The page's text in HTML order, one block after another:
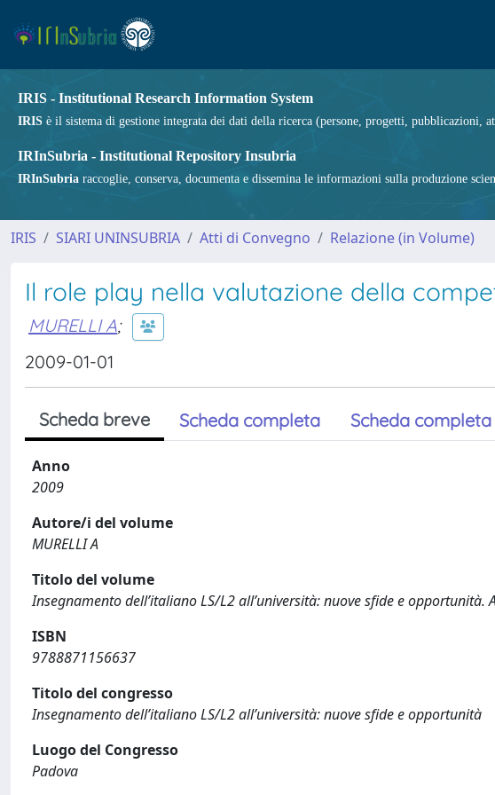
IRIS - Institutional Research Information System
IRIS è il sistema di gestione integrata dei dati della ricerca (persone, progetti, pubblicazioni,
IRInSubria - Institutional Repository Insubria
IRInSubria raccoglie, conserva, documenta e dissemina le informazioni sulla produzione
IRIS SIARI UNINSUBRIA Atti di Convegno Relazione (in Volume)
Il role play nella valutazione della
MURELLI A;
2009-01-01
Scheda breve Scheda completa Scheda completa
Anno
2009
Autore/i del volume
MURELLI A
Titolo del volume
Insegnamento dell’italiano LS/L2 all’università: nuove sfide e opportunità.
ISBN
9788871156637
Titolo del congresso
Insegnamento dell’italiano LS/L2 all’università: nuove sfide e opportunità
Luogo del Congresso
Padova